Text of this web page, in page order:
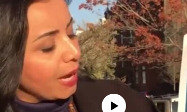
No media source currently available